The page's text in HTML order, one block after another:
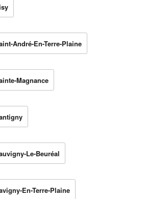
André-En-Terre-Plaine
Magnance
Le-Beuréal
En-Terre-Plaine